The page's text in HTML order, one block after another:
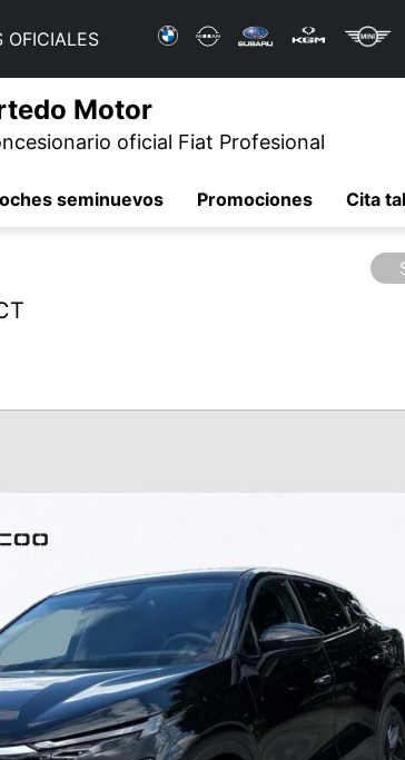
OFICIALES
Motor
oficial Fiat Profesional
seminuevos Promociones Cita